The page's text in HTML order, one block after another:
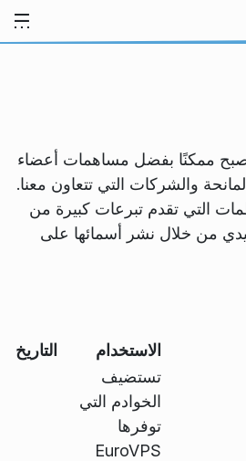
ممكنًا بفضل مساهمات أعضاء
والشركات التي تتعاون معنا.
التي تقدم تبرعات كبيرة من
من خلال نشر أسمائها على
الاستخدام التاريخ
تستضيف
الخوادم التي
توفرها
EuroVPS